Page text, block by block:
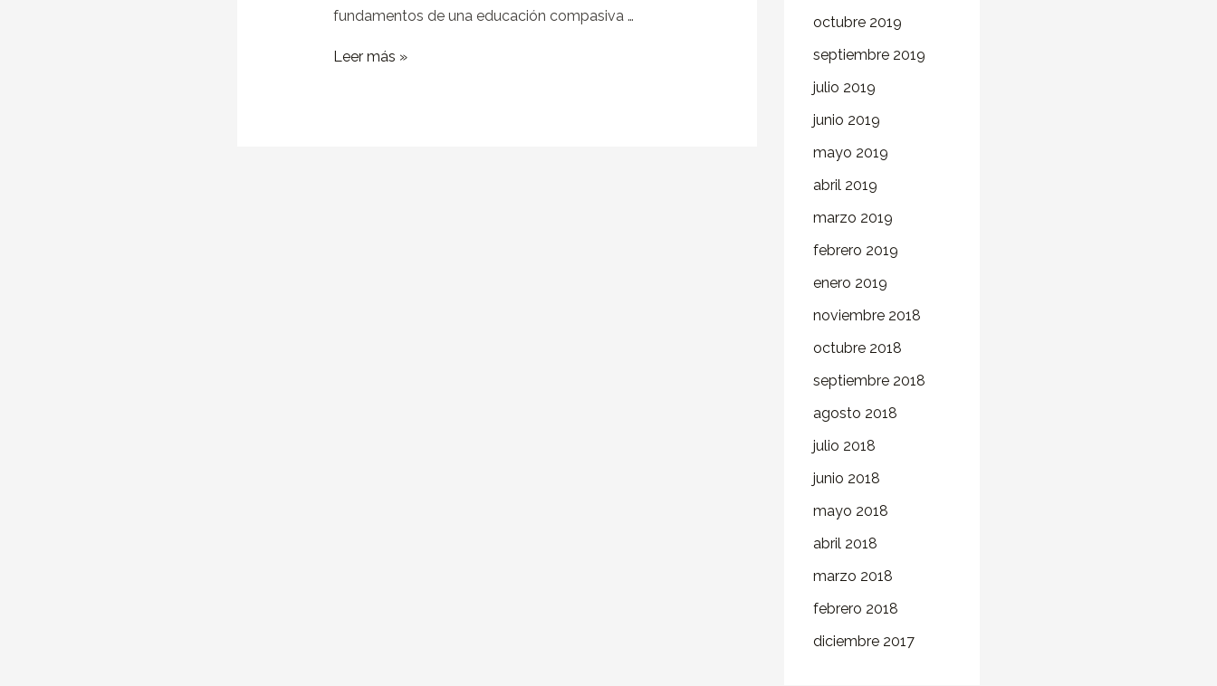
fundamentos de una educación compasiva …
Leer más »
octubre 2019
septiembre 2019
julio 2019
junio 2019
mayo 2019
abril 2019
marzo 2019
febrero 2019
enero 2019
noviembre 2018
octubre 2018
septiembre 2018
agosto 2018
julio 2018
junio 2018
mayo 2018
abril 2018
marzo 2018
febrero 2018
diciembre 2017